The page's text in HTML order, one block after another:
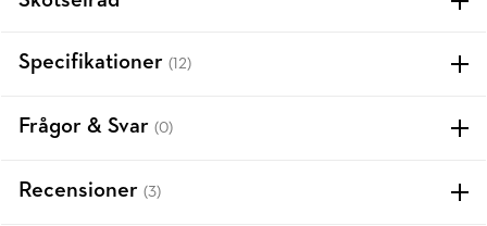
Specifikationer (12)
Frågor & Svar (0)
Recensioner (3)